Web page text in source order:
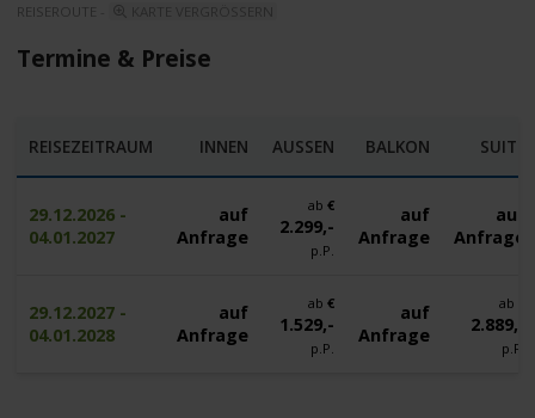
REISEROUTE -
Termine & Preise
REISEZEITRAUM INNEN AUSSEN BALKON SUITE
29.12.2026 -
04.01.2027
auf
Anfrage
ab€
2.299,-
p.P.
auf
Anfrage
auf
Anfrage
29.12.2027 -
04.01.2028
auf
Anfrage
ab€
1.529,-
p.P.
auf
Anfrage
ab
2.889,-
p.P.